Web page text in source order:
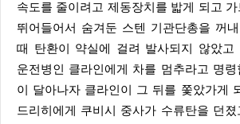
속도를 줄이려고 제동장치를 밟게 되고
뛰어들어서 숨겨둔 스텐 기관단총을 꺼
때 탄환이 약실에 걸려 발사되지 않았고
운전병인 클라인에게 차를 멈추라고 명
이 달아나자 클라인이 그 뒤를 쫓았가게
드리히에게 쿠비시 중사가 수류탄을 던